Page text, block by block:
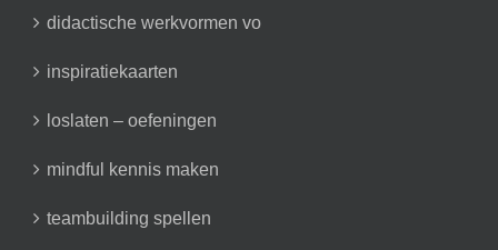
didactische werkvormen vo
inspiratiekaarten
loslaten – oefeningen
mindful kennis maken
teambuilding spellen